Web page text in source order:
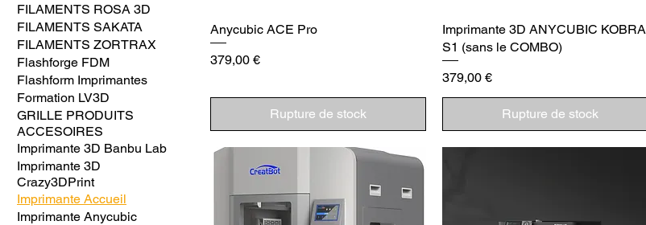
FILAMENTS ROSA 3D
FILAMENTS SAKATA
FILAMENTS ZORTRAX
Flashforge FDM
Flashform Imprimantes
Formation LV3D
GRILLE PRODUITS
ACCESOIRES
Imprimante 3D Banbu Lab
Imprimante 3D
Crazy3DPrint
Imprimante Accueil
Imprimante Anycubic
Anycubic ACE Pro
Prix
379,00 €
Rupture de stock
Imprimante 3D ANYCUBIC KOBRA
S1 (sans le COMBO)
Prix
379,00 €
Rupture de stock